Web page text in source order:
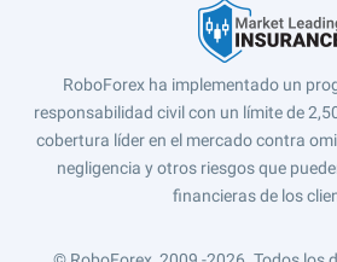
RoboForex ha implementado un
responsabilidad civil con un límite de
cobertura líder en el mercado contra
negligencia y otros riesgos que
financieras de los